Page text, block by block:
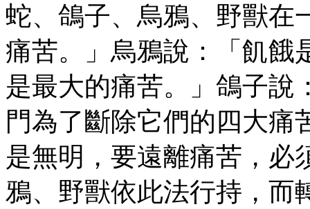
蛇、鴿子、烏鴉、野獸在
痛苦。」烏鴉說：「飢餓
是最大的痛苦。」鴿子說
門為了斷除它們的四大痛
是無明，要遠離痛苦，必
鴉、野獸依此法行持，而